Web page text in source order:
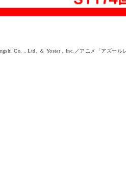
Co.，Ltd. ＆ Yostar，Inc.／アニメ「アズール